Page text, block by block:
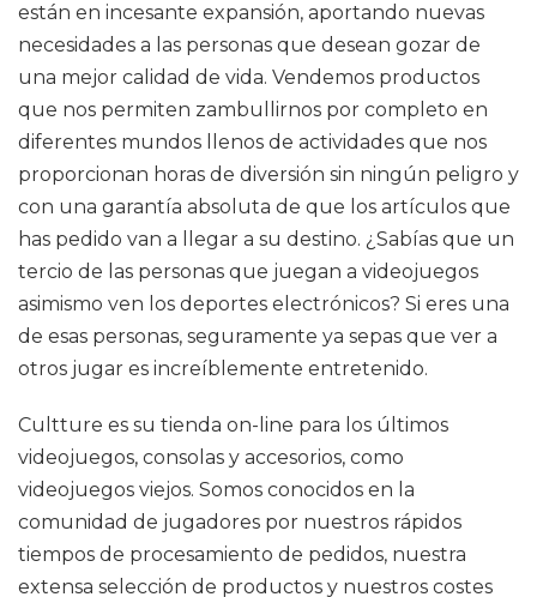
están en incesante expansión, aportando nuevas
necesidades a las personas que desean gozar de
una mejor calidad de vida. Vendemos productos
que nos permiten zambullirnos por completo en
diferentes mundos llenos de actividades que nos
proporcionan horas de diversión sin ningún peligro y
con una garantía absoluta de que los artículos que
has pedido van a llegar a su destino. ¿Sabías que un
tercio de las personas que juegan a videojuegos
asimismo ven los deportes electrónicos? Si eres una
de esas personas, seguramente ya sepas que ver a
otros jugar es increíblemente entretenido.
Cultture es su tienda on-line para los últimos
videojuegos, consolas y accesorios, como
videojuegos viejos. Somos conocidos en la
comunidad de jugadores por nuestros rápidos
tiempos de procesamiento de pedidos, nuestra
extensa selección de productos y nuestros costes